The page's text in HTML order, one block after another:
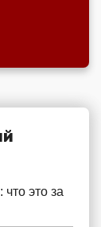
это за